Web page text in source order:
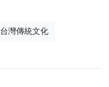
台灣傳統文化